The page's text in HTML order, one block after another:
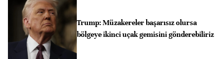
Trump: Müzakereler başarısız olursa
bölgeye ikinci uçak gemisini gönderebiliriz